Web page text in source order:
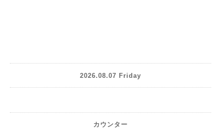
2026.08.07 Friday
カウンター